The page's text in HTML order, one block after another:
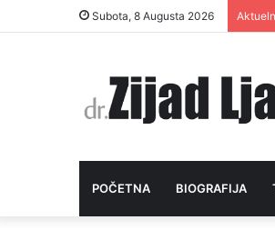
Subota, 8 Augusta 2026
POČETNA BIOGRAFIJA